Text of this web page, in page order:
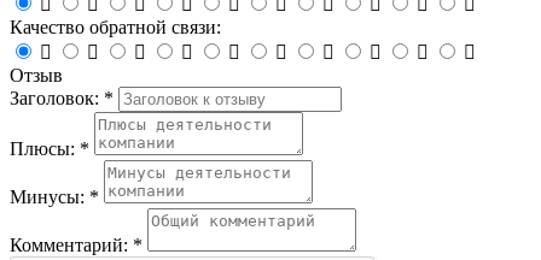

       

Качество обратной связи:

       

Отзыв
Заголовок: *
Плюсы: *
Минусы: *
Комментарий: *